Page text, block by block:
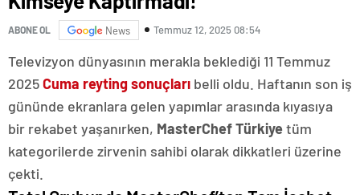
ABONE OL News Temmuz 12, 2025 08:54
Televizyon dünyasının merakla beklediği 11 Temmuz
2025Cuma reyting sonuçları belli oldu. Haftanın son iş
gününde ekranlara gelen yapımlar arasında kıyasıya
bir rekabet yaşanırken, MasterChef Türkiyetüm
kategorilerde zirvenin sahibi olarak dikkatleri üzerine
çekti.